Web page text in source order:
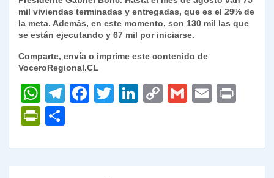
mil viviendas terminadas y entregadas, que es el 29% de
la meta. Además, en este momento, son 130 mil las que
se están ejecutando y 67 mil por iniciarse.
Comparte, envía o imprime este contenido de
VoceroRegional.CL
W
h
at
s
T
gr
F
e
T
er
Li
e
C
y
G
l
E
l
P
nt m